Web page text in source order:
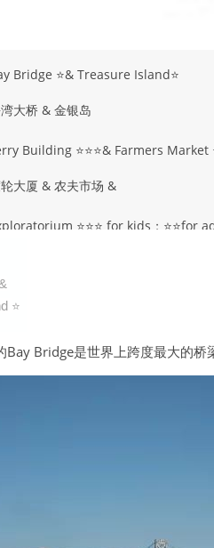
Bridge ⭐️& Treasure Island⭐️
大桥 & 金银岛
Building ⭐️⭐️⭐️& Farmers Market
大厦 & 农夫市场 &
⭐️⭐️⭐️ for kids；⭐️⭐️for
Island ⭐️⭐️⭐️⭐️
39 ⭐️⭐️⭐️⭐️
⭐️
Bridge是世界上跨度最大的桥